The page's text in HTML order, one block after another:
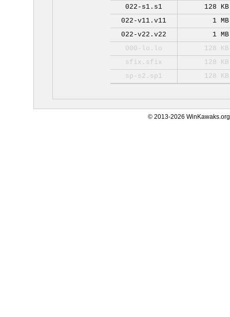
022-s1.s1
128 KB
022-v11.v11
1 MB
022-v22.v22
1 MB
000-lo.lo
128 KB
sfix.sfix
128 KB
sp-s2.sp1
128 KB
© 2013-2026